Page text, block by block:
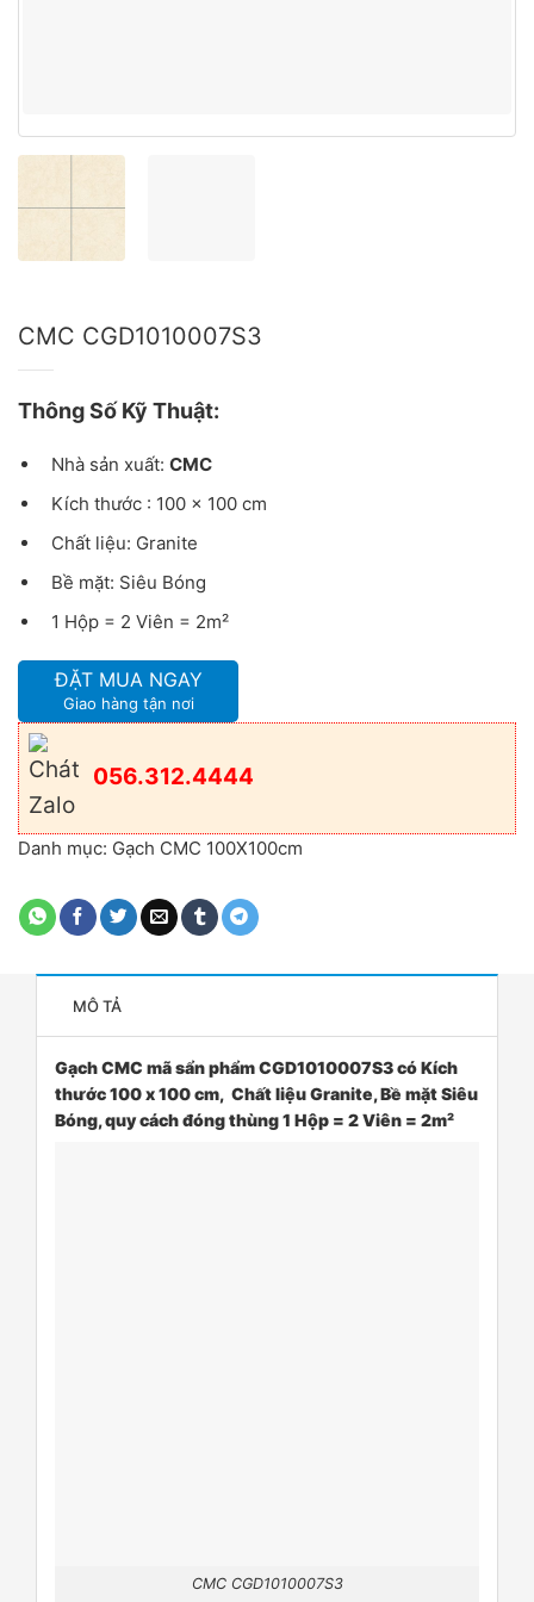
CMC CGD1010007S3
Thông Số Kỹ Thuật:
Nhà sản xuất: CMC
Kích thước : 100 x 100 cm
Chất liệu: Granite
Bề mặt: Siêu Bóng
1 Hộp = 2 Viên = 2m²
ĐẶT MUA NGAY
Giao hàng tận nơi
056.312.4444
Danh mục: Gạch CMC 100X100cm
MÔ TẢ
Gạch CMC mã sẩn phẩm CGD1010007S3 có Kích
thước 100 x 100 cm, Chất liệu Granite, Bề mặt Siêu
Bóng, quy cách đóng thùng 1 Hộp = 2 Viên = 2m²
CMC CGD1010007S3